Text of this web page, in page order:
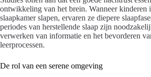
ontwikkeling van het brein. Wanneer kinderen
slaapkamer slapen, ervaren ze diepere
periodes van herstellende slaap zijn
verwerken van informatie en het bevorderen
leerprocessen.
De rol van een serene omgeving